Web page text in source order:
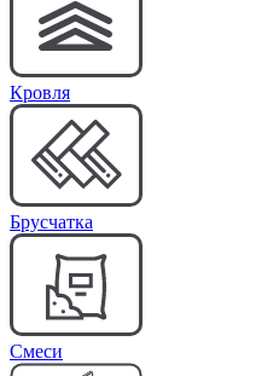
Кровля
Брусчатка
Cмеси